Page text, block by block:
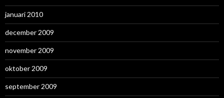
januari 2010
december 2009
november 2009
oktober 2009
september 2009